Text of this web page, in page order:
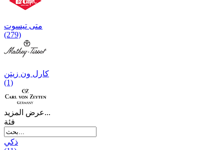
متی تیسوت
(279)
کارل ون زیتن
(1)
عرض المزيد...
فئة
ذكي